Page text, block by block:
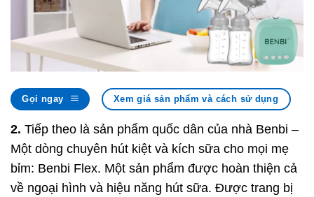
Gọi ngay Xem giá sản phẩm và cách sử dụng
2. Tiếp theo là sản phẩm quốc dân của nhà Benbi –
Một dòng chuyên hút kiệt và kích sữa cho mọi mẹ
bỉm: Benbi Flex. Một sản phẩm được hoàn thiện cả
về ngoại hình và hiệu năng hút sữa. Được trang bị